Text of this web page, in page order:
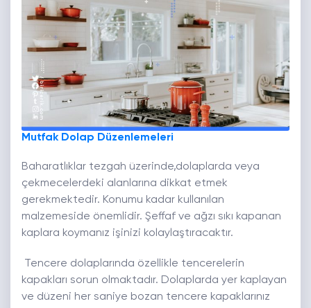
Mutfak Dolap Düzenlemeleri
Baharatlıklar tezgah üzerinde,dolaplarda veya
çekmecelerdeki alanlarına dikkat etmek
gerekmektedir. Konumu kadar kullanılan
malzemeside önemlidir. Şeffaf ve ağzı sıkı kapanan
kaplara koymanız işinizi kolaylaştıracaktır.
Tencere dolaplarında özellikle tencerelerin
kapakları sorun olmaktadır. Dolaplarda yer kaplayan
ve düzeni her saniye bozan tencere kapaklarınız